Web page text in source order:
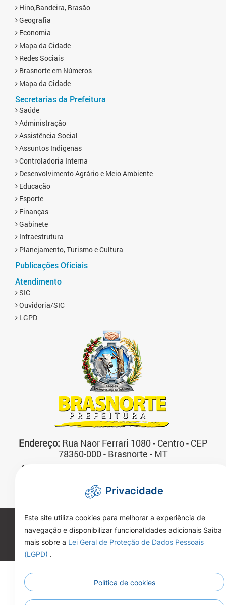
Hino,Bandeira, Brasão
Geografia
Economia
Mapa da Cidade
Redes Sociais
Brasnorte em Números
Mapa da Cidade
Secretarias da Prefeitura
Saúde
Administração
Assistência Social
Assuntos Indigenas
Controladoria Interna
Desenvolvimento Agrário e Meio Ambiente
Educação
Esporte
Finanças
Gabinete
Infraestrutura
Planejamento, Turismo e Cultura
Publicações Oficiais
Atendimento
SIC
Ouvidoria/SIC
LGPD
Endereço: Rua Naor Ferrari 1080 - Centro - CEP
78350-000 - Brasnorte - MT
Atendimento:
Telefone: (66)3592-3200
Copyright 2026. Todos os direitos reservados.
Privacidade
Este site utiliza cookies para melhorar a experiência de
navegação e disponibilizar funcionalidades adicionais Saiba
mais sobre a Lei Geral de Proteção de Dados Pessoais
(LGPD) .
Política de cookies